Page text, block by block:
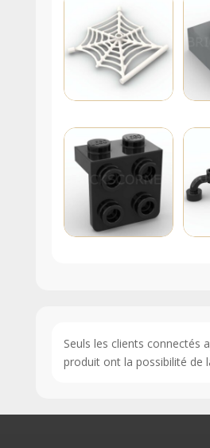
Seuls les clients connectés
produit ont la possibilité de